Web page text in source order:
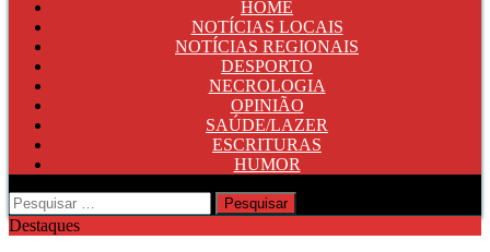
HOME
NOTÍCIAS LOCAIS
NOTÍCIAS REGIONAIS
DESPORTO
NECROLOGIA
OPINIÃO
SAÚDE/LAZER
ESCRITURAS
HUMOR
Pesquisar
por:
Destaques